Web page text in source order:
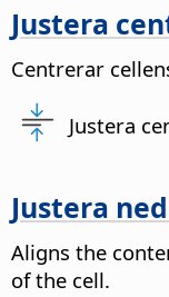
Justera
Centrerar
Justera
Justera
Aligns the
of the cell.